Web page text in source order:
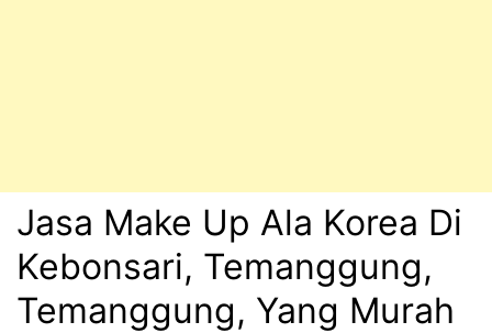
Jasa Make Up Ala Korea Di
Kebonsari, Temanggung,
Temanggung, Yang Murah